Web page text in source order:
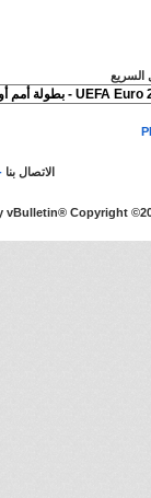
السريع
الاتصال بنا
vBulletin® Copyright